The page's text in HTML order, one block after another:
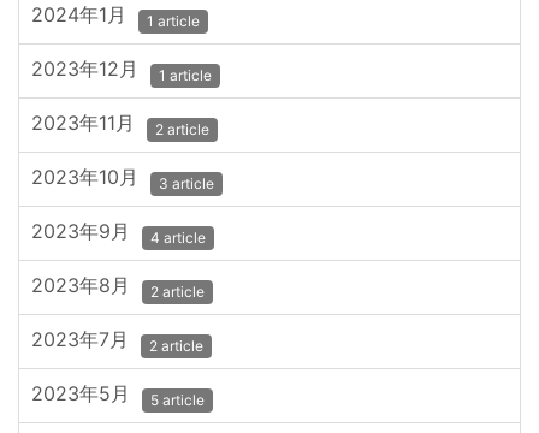
2024年1月 1 article
2023年12月 1 article
2023年11月 2 article
2023年10月 3 article
2023年9月 4 article
2023年8月 2 article
2023年7月 2 article
2023年5月 5 article